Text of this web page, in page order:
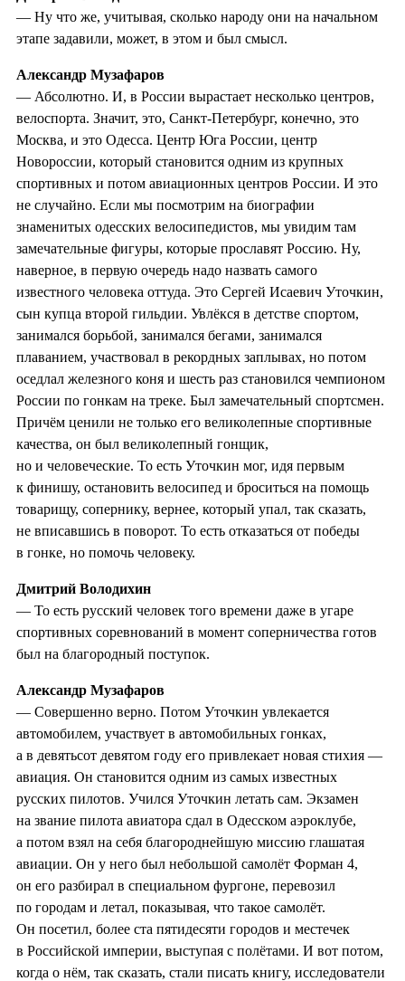
— Ну что же, учитывая, сколько народу они на начальном
этапе задавили, может, в этом и был смысл.
Александр Музафаров
— Абсолютно. И, в России вырастает несколько центров,
велоспорта. Значит, это, Санкт-Петербург, конечно, это
Москва, и это Одесса. Центр Юга России, центр
Новороссии, который становится одним из крупных
спортивных и потом авиационных центров России. И это
не случайно. Если мы посмотрим на биографии
знаменитых одесских велосипедистов, мы увидим там
замечательные фигуры, которые прославят Россию. Ну,
наверное, в первую очередь надо назвать самого
известного человека оттуда. Это Сергей Исаевич Уточкин,
сын купца второй гильдии. Увлёкся в детстве спортом,
занимался борьбой, занимался бегами, занимался
плаванием, участвовал в рекордных заплывах, но потом
оседлал железного коня и шесть раз становился чемпионом
России по гонкам на треке. Был замечательный спортсмен.
Причём ценили не только его великолепные спортивные
качества, он был великолепный гонщик,
но и человеческие. То есть Уточкин мог, идя первым
к финишу, остановить велосипед и броситься на помощь
товарищу, сопернику, вернее, который упал, так сказать,
не вписавшись в поворот. То есть отказаться от победы
в гонке, но помочь человеку.
Дмитрий Володихин
— То есть русский человек того времени даже в угаре
спортивных соревнований в момент соперничества готов
был на благородный поступок.
Александр Музафаров
— Совершенно верно. Потом Уточкин увлекается
автомобилем, участвует в автомобильных гонках,
а в девятьсот девятом году его привлекает новая стихия —
авиация. Он становится одним из самых известных
русских пилотов. Учился Уточкин летать сам. Экзамен
на звание пилота авиатора сдал в Одесском аэроклубе,
а потом взял на себя благороднейшую миссию глашатая
авиации. Он у него был небольшой самолёт Форман 4,
он его разбирал в специальном фургоне, перевозил
по городам и летал, показывая, что такое самолёт.
Он посетил, более ста пятидесяти городов и местечек
в Российской империи, выступая с полётами. И вот потом,
когда о нём, так сказать, стали писать книгу, исследователи